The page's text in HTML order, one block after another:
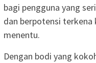
bagi pengguna yang
dan berpotensi terkena
menentu.
Dengan bodi yang